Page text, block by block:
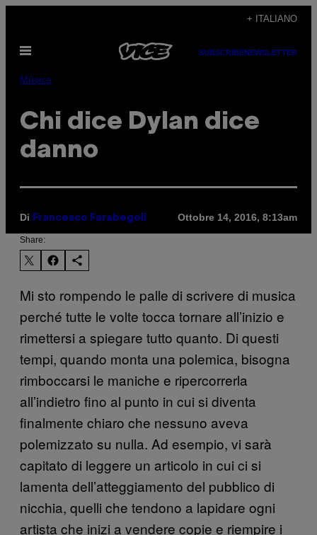
contenuto
+ ITALIANO
Apri
SUBSCRIBENEWSLETTER
Música
Chi dice Dylan dice
danno
Di Francesco Farabegoli Ottobre 14, 2016, 8:13am
Share:
Mi sto rompendo le palle di scrivere di musica
perché tutte le volte tocca tornare all’inizio e
rimettersi a spiegare tutto quanto. Di questi
tempi, quando monta una polemica, bisogna
rimboccarsi le maniche e ripercorrerla
all’indietro fino al punto in cui si diventa
finalmente chiaro che nessuno aveva
polemizzato su nulla. Ad esempio, vi sarà
capitato di leggere un articolo in cui ci si
lamenta dell’atteggiamento del pubblico di
nicchia, quelli che tendono a lapidare ogni
artista che inizi a vendere copie e riempire i